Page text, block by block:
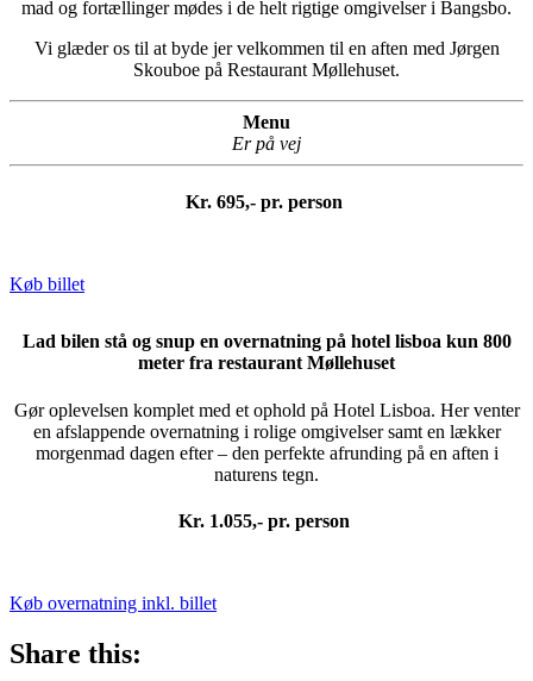
mad og fortællinger mødes i de helt rigtige omgivelser i Bangsbo.
Vi glæder os til at byde jer velkommen til en aften med Jørgen
Skouboe på Restaurant Møllehuset.
Menu
Er på vej
Kr. 695,- pr. person
Køb billet
Lad bilen stå og snup en overnatning på hotel lisboa kun 800
meter fra restaurant Møllehuset
Gør oplevelsen komplet med et ophold på Hotel Lisboa. Her venter
en afslappende overnatning i rolige omgivelser samt en lækker
morgenmad dagen efter – den perfekte afrunding på en aften i
naturens tegn.
Kr. 1.055,- pr. person
Køb overnatning inkl. billet
Share this: